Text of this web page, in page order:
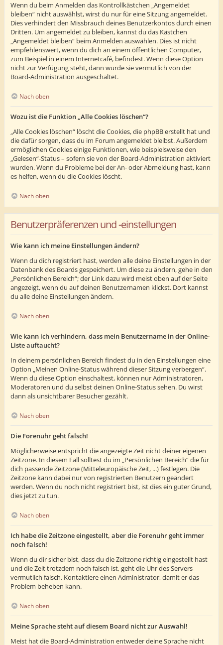
Wenn du beim Anmelden das Kontrollkästchen „Angemeldet
bleiben“ nicht auswählst, wirst du nur für eine Sitzung angemeldet.
Dies verhindert den Missbrauch deines Benutzerkontos durch einen
Dritten. Um angemeldet zu bleiben, kannst du das Kästchen
„Angemeldet bleiben“ beim Anmelden auswählen. Dies ist nicht
empfehlenswert, wenn du dich an einem öffentlichen Computer,
zum Beispiel in einem Internetcafé, befindest. Wenn diese Option
nicht zur Verfügung steht, dann wurde sie vermutlich von der
Board-Administration ausgeschaltet.
Nach oben
Wozu ist die Funktion „Alle Cookies löschen“?
„Alle Cookies löschen“ löscht die Cookies, die phpBB erstellt hat und
die dafür sorgen, dass du im Forum angemeldet bleibst. Außerdem
ermöglichen Cookies einige Funktionen, wie beispielsweise den
„Gelesen“-Status – sofern sie von der Board-Administration aktiviert
wurden. Wenn du Probleme bei der An- oder Abmeldung hast, kann
es helfen, wenn du die Cookies löscht.
Nach oben
Benutzerpräferenzen und -einstellungen
Wie kann ich meine Einstellungen ändern?
Wenn du dich registriert hast, werden alle deine Einstellungen in der
Datenbank des Boards gespeichert. Um diese zu ändern, gehe in den
„Persönlichen Bereich“; der Link dazu wird meist oben auf der Seite
angezeigt, wenn du auf deinen Benutzernamen klickst. Dort kannst
du alle deine Einstellungen ändern.
Nach oben
Wie kann ich verhindern, dass mein Benutzername in der Online-
Liste auftaucht?
In deinem persönlichen Bereich findest du in den Einstellungen eine
Option „Meinen Online-Status während dieser Sitzung verbergen“.
Wenn du diese Option einschaltest, können nur Administratoren,
Moderatoren und du selbst deinen Online-Status sehen. Du wirst
dann als unsichtbarer Besucher gezählt.
Nach oben
Die Forenuhr geht falsch!
Möglicherweise entspricht die angezeigte Zeit nicht deiner eigenen
Zeitzone. In diesem Fall solltest du im „Persönlichen Bereich“ die für
dich passende Zeitzone (Mitteleuropäische Zeit, ...) festlegen. Die
Zeitzone kann dabei nur von registrierten Benutzern geändert
werden. Wenn du noch nicht registriert bist, ist dies ein guter Grund,
dies jetzt zu tun.
Nach oben
Ich habe die Zeitzone eingestellt, aber die Forenuhr geht immer
noch falsch!
Wenn du dir sicher bist, dass du die Zeitzone richtig eingestellt hast
und die Zeit trotzdem noch falsch ist, geht die Uhr des Servers
vermutlich falsch. Kontaktiere einen Administrator, damit er das
Problem beheben kann.
Nach oben
Meine Sprache steht auf diesem Board nicht zur Auswahl!
Meist hat die Board-Administration entweder deine Sprache nicht